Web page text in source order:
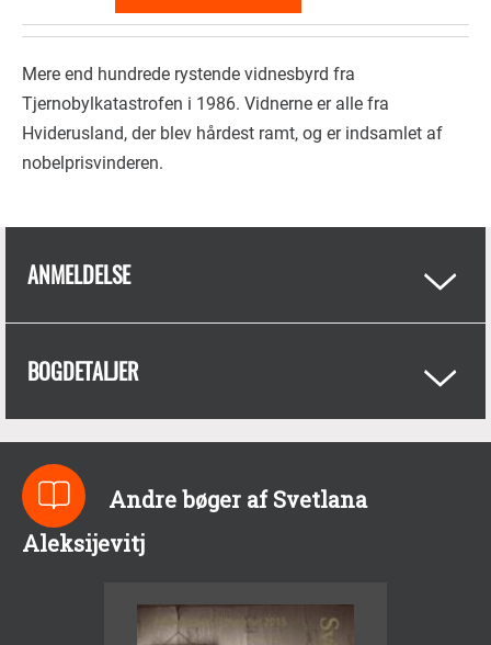
Mere end hundrede rystende vidnesbyrd fra
Tjernobylkatastrofen i 1986. Vidnerne er alle fra
Hviderusland, der blev hårdest ramt, og er indsamlet af
nobelprisvinderen.
ANMELDELSE
BOGDETALJER
Andre bøger af Svetlana
Aleksijevitj